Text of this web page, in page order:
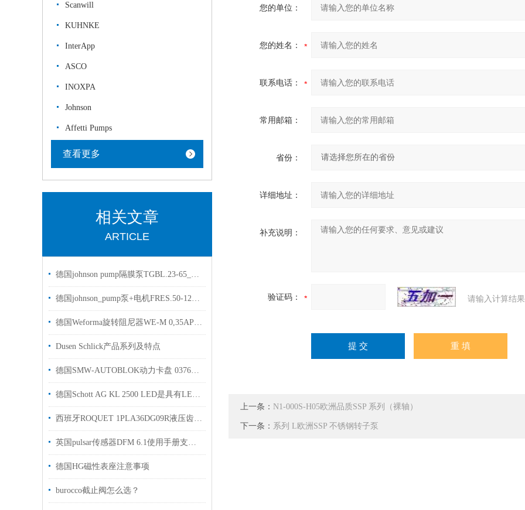
Scanwill
KUHNKE
InterApp
ASCO
INOXPA
Johnson
Affetti Pumps
查看更多
相关文章
ARTICLE
德国johnson pump隔膜泵TGBL.23-65_G2.O.SG2.G1用于汽车行业使用
德国johnson_pump泵+电机FRES.50-125_G1.MQ1-A6介绍
德国Weforma旋转阻尼器WE-M 0,35AP用于汽车行业使用现货
Dusen Schlick产品系列及特点
德国SMW‑AUTOBLOK动力卡盘 037623用于车削和磨削汽车行业使用
德国Schott AG KL 2500 LED是具有LED光引擎的先进冷光源
西班牙ROQUET 1PLA36DG09R液压齿轮泵提供报关单支持选型
英国pulsar传感器DFM 6.1使用手册支持技术选型
德国HG磁性表座注意事项
burocco截止阀怎么选？
您的单位：
您的姓名：
联系电话：
常用邮箱：
省份：
详细地址：
补充说明：
验证码： 请输入计算结
上一条： N1-000S-H05欧洲品质SSP 系列（裸轴）
下一条： 系列 L欧洲SSP 不锈钢转子泵